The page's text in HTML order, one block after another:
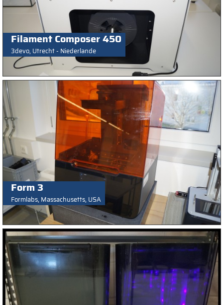
Filament Composer 450
3devo, Utrecht - Niederlande
Form 3
Formlabs, Massachusetts, USA